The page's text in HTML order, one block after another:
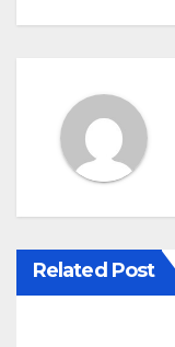
o
t
n
a
v
i
Related Post